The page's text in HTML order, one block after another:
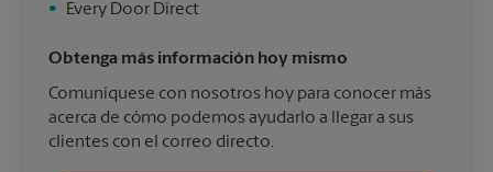
•
Every Door Direct
Obtenga más información hoy mismo
Comuníquese con nosotros hoy para conocer más
acerca de cómo podemos ayudarlo a llegar a sus
clientes con el correo directo.